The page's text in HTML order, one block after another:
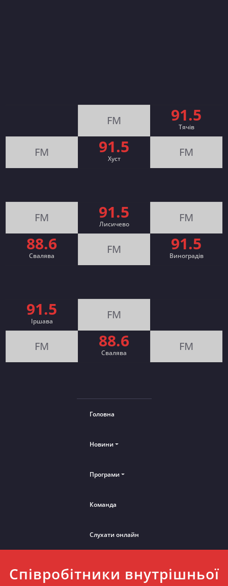
FM 91.5
Тячів
FM 91.5
Хуст FM
FM 91.5
Лисичево FM
88.6
Свалява FM 91.5
Виноградів
91.5
Іршава FM
FM 88.6
Cвалява FM
Головна
Новини
Програми
Команда
Слухати онлайн
Співробітники внутрішньої